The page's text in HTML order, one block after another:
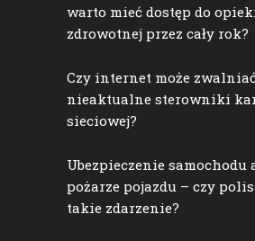
warto mieć dostęp do
zdrowotnej przez cały rok?
Czy internet może
nieaktualne sterowniki
sieciowej?
Ubezpieczenie samochodu
pożarze pojazdu – czy
takie zdarzenie?